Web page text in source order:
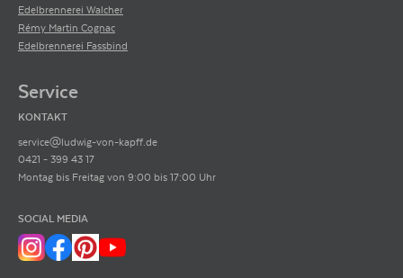
Edelbrennerei Walcher
Rémy Martin Cognac
Edelbrennerei Fassbind
Service
KONTAKT
service@ludwig-von-kapff.de
0421 - 399 43 17
Montag bis Freitag von 9:00 bis 17:00 Uhr
SOCIAL MEDIA